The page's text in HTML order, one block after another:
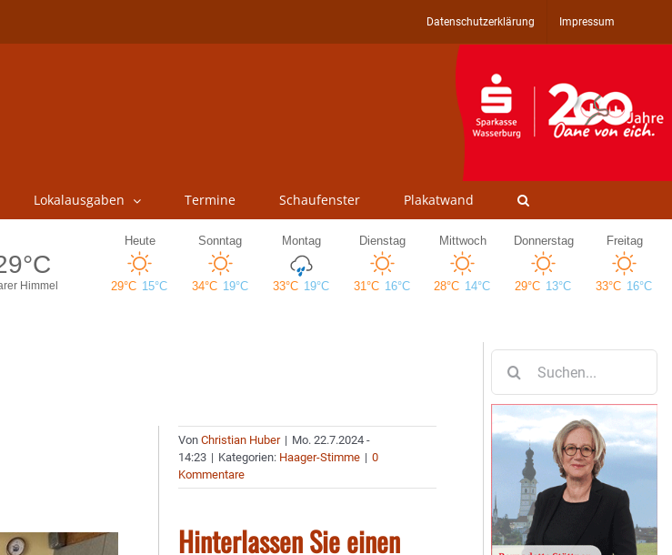
Datenschutzerklärung Impressum
Lokalausgaben Termine Schaufenster Plakatwand
VonChristian Huber | Mo. 22.7.2024 -
14:23 | Kategorien: Haager-Stimme | 0
Kommentare
Hinterlassen Sie einen
nach: